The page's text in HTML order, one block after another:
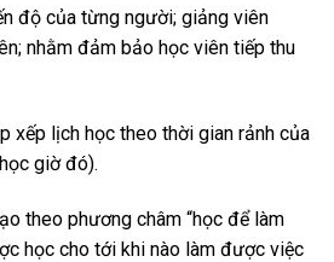
độ của từng người; giảng viên
nhằm đảm bảo học viên tiếp thu
xếp lịch học theo thời gian rảnh của
giờ đó).
theo phương châm “học để làm
học cho tới khi nào làm được việc